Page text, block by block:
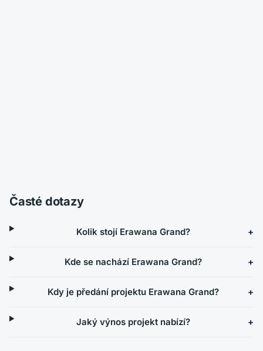
Časté dotazy
Kolik stojí Erawana Grand?
Kde se nachází Erawana Grand?
Kdy je předání projektu Erawana Grand?
Jaký výnos projekt nabízí?